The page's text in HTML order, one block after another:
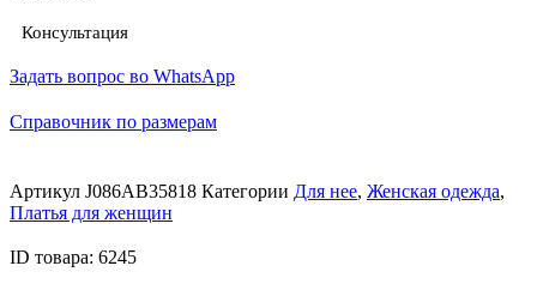
Консультация
Задать вопрос во WhatsApp
Справочник по размерам
Артикул J086AB35818 Категории Для нее, Женская одежда,
Платья для женщин
ID товара: 6245